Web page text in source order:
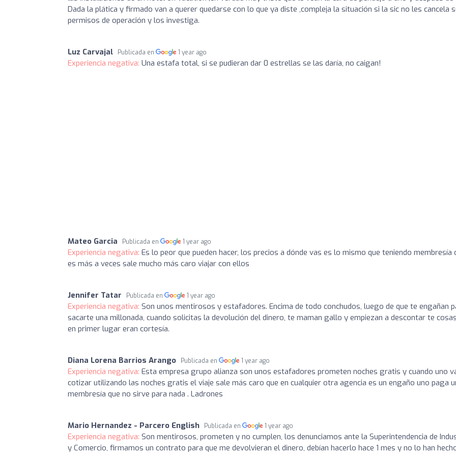
Dada la plática y firmado van a querer quedarse con lo que ya diste ,compleja la situación si la sic no les cancela
permisos de operación y los investiga.
Luz Carvajal Publicada en 1 year ago
Experiencia negativa: Una estafa total, si se pudieran dar 0 estrellas se las daría, no caigan!
Mateo Garcia Publicada en 1 year ago
Experiencia negativa: Es lo peor que pueden hacer, los precios a dónde vas es lo mismo que teniendo membresía
es más a veces sale mucho más caro viajar con ellos
Jennifer Tatar Publicada en 1 year ago
Experiencia negativa: Son unos mentirosos y estafadores. Encima de todo conchudos, luego de que te engañan
sacarte una millonada, cuando solicitas la devolución del dinero, te maman gallo y empiezan a descontar te
en primer lugar eran cortesía.
Diana Lorena Barrios Arango Publicada en 1 year ago
Experiencia negativa: Esta empresa grupo alianza son unos estafadores prometen noches gratis y cuando uno
cotizar utilizando las noches gratis el viaje sale más caro que en cualquier otra agencia es un engaño uno paga
membresía que no sirve para nada . Ladrones
Mario Hernandez - Parcero English Publicada en 1 year ago
Experiencia negativa: Son mentirosos, prometen y no cumplen, los denunciamos ante la Superintendencia de
y Comercio, firmamos un contrato para que me devolvieran el dinero, debían hacerlo hace 1 mes y no lo han